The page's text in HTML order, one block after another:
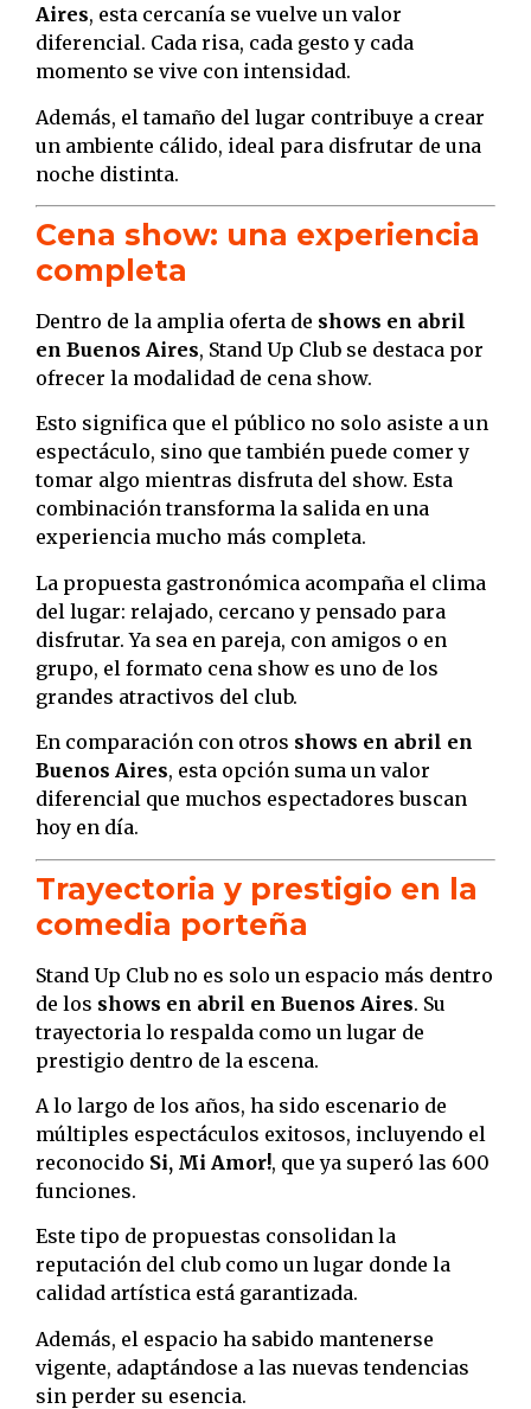
Aires, esta cercanía se vuelve un valor
diferencial. Cada risa, cada gesto y cada
momento se vive con intensidad.
Además, el tamaño del lugar contribuye a crear
un ambiente cálido, ideal para disfrutar de una
noche distinta.
Cena show: una experiencia
completa
Dentro de la amplia oferta de shows en abril
en Buenos Aires, Stand Up Club se destaca por
ofrecer la modalidad de cena show.
Esto significa que el público no solo asiste a un
espectáculo, sino que también puede comer y
tomar algo mientras disfruta del show. Esta
combinación transforma la salida en una
experiencia mucho más completa.
La propuesta gastronómica acompaña el clima
del lugar: relajado, cercano y pensado para
disfrutar. Ya sea en pareja, con amigos o en
grupo, el formato cena show es uno de los
grandes atractivos del club.
En comparación con otros shows en abril en
Buenos Aires, esta opción suma un valor
diferencial que muchos espectadores buscan
hoy en día.
Trayectoria y prestigio en la
comedia porteña
Stand Up Club no es solo un espacio más dentro
de los shows en abril en Buenos Aires. Su
trayectoria lo respalda como un lugar de
prestigio dentro de la escena.
A lo largo de los años, ha sido escenario de
múltiples espectáculos exitosos, incluyendo el
reconocido Si, Mi Amor!, que ya superó las 600
funciones.
Este tipo de propuestas consolidan la
reputación del club como un lugar donde la
calidad artística está garantizada.
Además, el espacio ha sabido mantenerse
vigente, adaptándose a las nuevas tendencias
sin perder su esencia.